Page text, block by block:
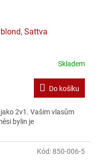
Sattva
Skladem
Do košíku
2v1. Vašim vlasům
bylin je
Kód: 850-006-5